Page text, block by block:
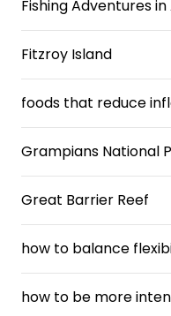
Fishing Adventures
Fitzroy Island
foods that reduce
Grampians National
Great Barrier Reef
how to balance
how to be more